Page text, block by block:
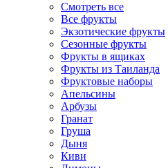
Смотреть все
Все фрукты
Экзотические фрукты
Сезонные фрукты
Фрукты в ящиках
Фрукты из Таиланда
Фруктовые наборы
Апельсины
Арбузы
Гранат
Груша
Дыня
Киви